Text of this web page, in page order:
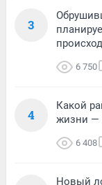
3
6 750
4
Какой
жизни —
6 408
Новый